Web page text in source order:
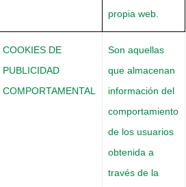
propia web.
COOKIES DE
PUBLICIDAD
COMPORTAMENTAL
Son aquellas
que almacenan
información del
comportamiento
de los usuarios
obtenida a
través de la